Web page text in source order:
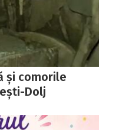
și comorile
Dolj